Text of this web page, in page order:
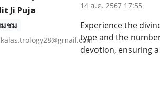
Ji Puja
มชม
14 ส.ค. 2567 17:55
Experience the
type and the
devotion, ensuring